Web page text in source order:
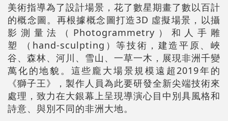
美術指導為了設計場景，花了數星期畫了數以百計
的概念圖。再根據概念圖打造3D 虛擬場景，以攝
影測量法（Photogrammetry）和人手雕
塑 （hand-sculpting）等技術，建造平原、峽
谷、森林、河川、雪山、一草一木，展現非洲千變
萬化的地貌。這些龐大場景規模遠超2019年的
《獅子王》，製作人員為此要研發全新尖端技術來
處理，致力在大銀幕上呈現導演心目中別具風格和
詩意、與別不同的非洲大地。